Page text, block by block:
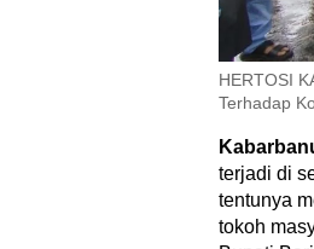
HERTOSI
Terhadap
terjadi di
tentunya
tokoh